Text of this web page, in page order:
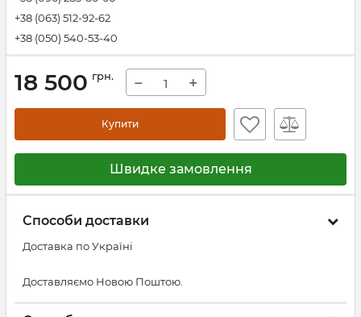
+38 (063) 512-92-62
+38 (050) 540-53-40
18 500 грн. − +
Купити
Швидке замовлення
Способи доставки
Доставка по Україні
Доставляємо Новою Поштою.